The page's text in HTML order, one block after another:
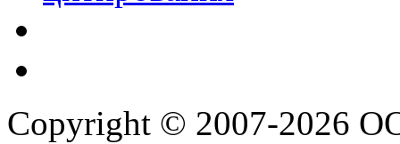
Copyright © 2007-2026